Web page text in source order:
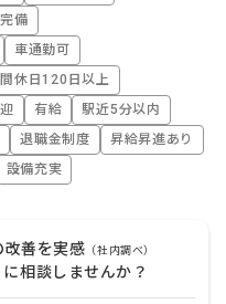
備
車通勤可
休日120日以上
有給
駅近5分以内
退職金制度
昇給昇進あり
設備充実
改善を実感 （社内調べ）
相談しませんか？